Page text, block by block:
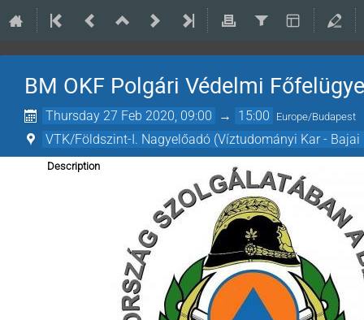
BM OKF Polgári Védelmi
Thursday 27 Feb 2020, 09:00 → 15:00 Europe/Budapest
VTK/Földszint-I. Nagyelőadó (Víztudományi Kar - Bajai
Description